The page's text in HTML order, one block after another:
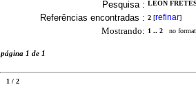
Pesquisa : LEON
Referências encontradas : 2 [refinar]
Mostrando: 1 .. 2 no
página 1 de 1
1 / 2